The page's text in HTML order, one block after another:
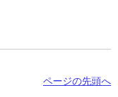
ページの先頭へ